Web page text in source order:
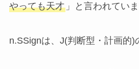
やっても天才」と言われていま
n.SSignは、J(判断型・計画的)